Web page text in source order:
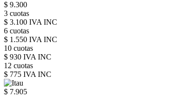
$ 9.300
3 cuotas
$ 3.100 IVA INC
6 cuotas
$ 1.550 IVA INC
10 cuotas
$ 930 IVA INC
12 cuotas
$ 775 IVA INC
$ 7.905